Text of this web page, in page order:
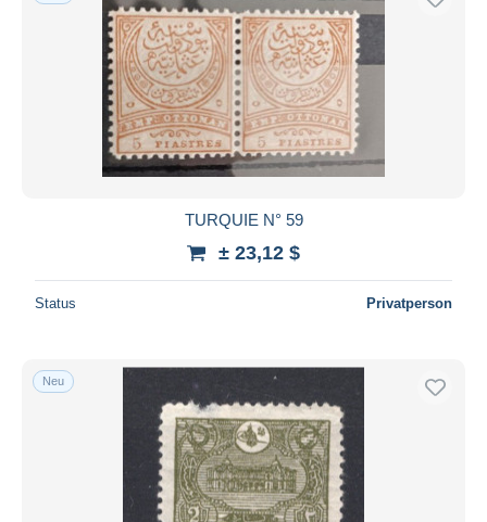
TURQUIE N° 59
± 23,12 $
Status Privatperson
Neu